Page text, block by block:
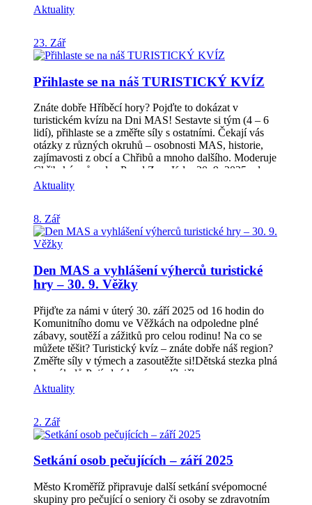
zbrojnice, případně pořízení nové požární techniky a
věcných prostředků požární ochrany. 📅 Základní
(10:00) do 14. 11. 2025 (12:00)Celková alokace výzvy:
2 645 287 KčPodporované aktivity:Výstavba a
techniky a věcných prostředků požární ochrany 🔹
uskuteční seminář pro žadatele:📅 středa 22. října 2025
v 15:30 hod📍 Přísálí Domu kultury ve Zdounkách
Prosíme o potvrzení účasti na e-mail:
veronika.zborilova@hribecihory.cznebo na tel.: 777
730 583.Na stejném kontaktu je možné domluvit i
individuální konzultaci projektového záměru. 🔹
Důležité odkazy Veškeré dokumenty k výzvě, odkazy
na Specifická a Obecná pravidla IROP a také údaje o
zásahu) potřebné pro věcné hodnocení naleznete na
webu MAS:🔗 Výzva IROP č. 11/2025 – Hasiči III
Před podáním žádosti doporučujeme konzultaci
Zlínského kraje, který vydává souhlasné stanovisko
[…]
Aktuality
23. Zář
Přihlaste se na náš TURISTICKÝ KVÍZ
Znáte dobře Hříběcí hory? Pojďte to dokázat v
turistickém kvízu na Dni MAS! Sestavte si tým (4 – 6
lidí), přihlaste se a změřte síly s ostatními. Čekají vás
otázky z různých okruhů – osobnosti MAS, historie,
zajímavosti z obcí a Chřibů a mnoho dalšího. Moderuje
Chřibský průvodce Pavel Zrna Kdy: 30. 9. 2025 od
16:00 Kde: Komunitní dům Věžky Přihlaste svůj tým
tady: https://forms.gle/WhtGbXNhCjDG22nv9 Počet
Aktuality
8. Zář
Den MAS a vyhlášení výherců turistické
hry – 30. 9. Věžky
Přijďte za námi v úterý 30. září 2025 od 16 hodin do
Komunitního domu ve Věžkách na odpoledne plné
zábavy, soutěží a zážitků pro celou rodinu! Na co se
můžete těšit? Turistický kvíz – znáte dobře náš region?
Změřte síly v týmech a zasoutěžte si!Dětská stezka plná
her a úkolů.Pojízdná kavárna, dílničky a
občerstvení.Od 17:30 nás čeká velké finále – slavnostní
vyhlášení výherců turistické hry Za krásami Hříběcích
září od 16:00 Na jaké ceny v turistické hře „Za krásami
Hříběcích hor“ se můžete těšit? (celým létem sbíraná
turistický stan, let vírníkem, turistický batoh s
skvělých cen od našich sponzorů! Kompletní seznam
cen a sponzorů najdete na našem webu:
Aktuality
2. Zář
Setkání osob pečujících – září 2025
Město Kroměříž připravuje další setkání svépomocné
skupiny pro pečující o seniory či osoby se zdravotním